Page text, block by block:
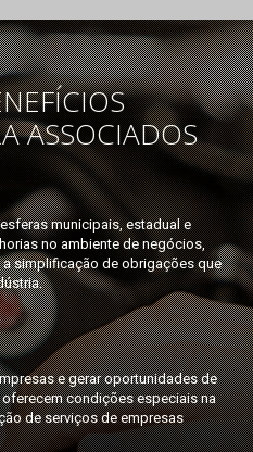
ASSOCIADOS
municipais, estadual e
no ambiente de negócios,
simplificação de obrigações que
e gerar oportunidades de
condições especiais na
de serviços de empresas